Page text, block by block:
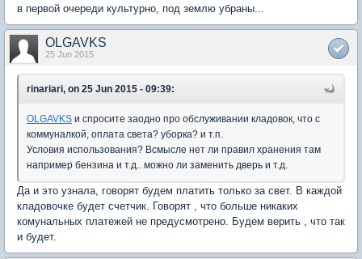
в первой очереди культурно, под землю убраны...
OLGAVKS
25 Jun 2015
rinariari, on 25 Jun 2015 - 09:39:
OLGAVKS и спросите заодно про обслуживании кладовок, что с
коммуналкой, оплата света? уборка? и т.п.
Условия использования? Всмысле нет ли правил хранения там
например бензина и т.д.. можно ли заменить дверь и т.д.
Да и это узнала, говорят будем платить только за свет. В каждой
кладовочке будет счетчик. Говорят , что больше никаких
комунальных платежей не предусмотрено. Будем верить , что так
и будет.